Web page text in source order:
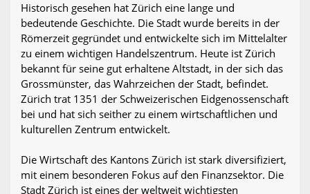
Historisch gesehen hat Zürich eine lange und
bedeutende Geschichte. Die Stadt wurde bereits in der
Römerzeit gegründet und entwickelte sich im Mittelalter
zu einem wichtigen Handelszentrum. Heute ist Zürich
bekannt für seine gut erhaltene Altstadt, in der sich das
Grossmünster, das Wahrzeichen der Stadt, befindet.
Zürich trat 1351 der Schweizerischen Eidgenossenschaft
bei und hat sich seither zu einem wirtschaftlichen und
kulturellen Zentrum entwickelt.
Die Wirtschaft des Kantons Zürich ist stark diversifiziert,
mit einem besonderen Fokus auf den Finanzsektor. Die
Stadt Zürich ist eines der weltweit wichtigsten